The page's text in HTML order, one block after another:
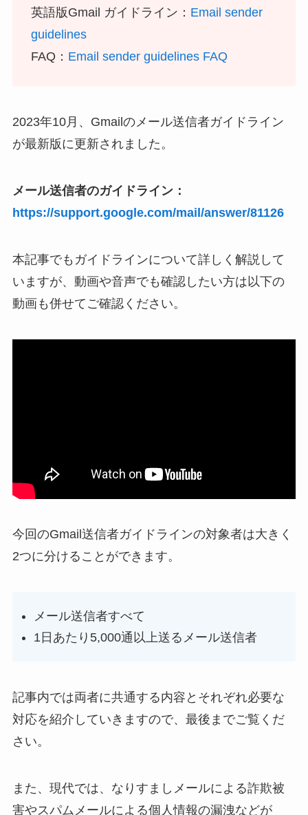
英語版Gmail ガイドライン： Email sender
guidelines
FAQ： Email sender guidelines FAQ
2023年10月、Gmailのメール送信者ガイドライン
が最新版に更新されました。
メール送信者のガイドライン：
https://support.google.com/mail/answer/81126
本記事でもガイドラインについて詳しく解説して
いますが、動画や音声でも確認したい方は以下の
動画も併せてご確認ください。
今回のGmail送信者ガイドラインの対象者は大きく
2つに分けることができます。
メール送信者すべて
1日あたり5,000通以上送るメール送信者
記事内では両者に共通する内容とそれぞれ必要な
対応を紹介していきますので、最後までご覧くだ
さい。
また、現代では、なりすましメールによる詐欺被
害やスパムメールによる個人情報の漏洩などが